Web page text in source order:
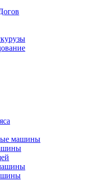
машины